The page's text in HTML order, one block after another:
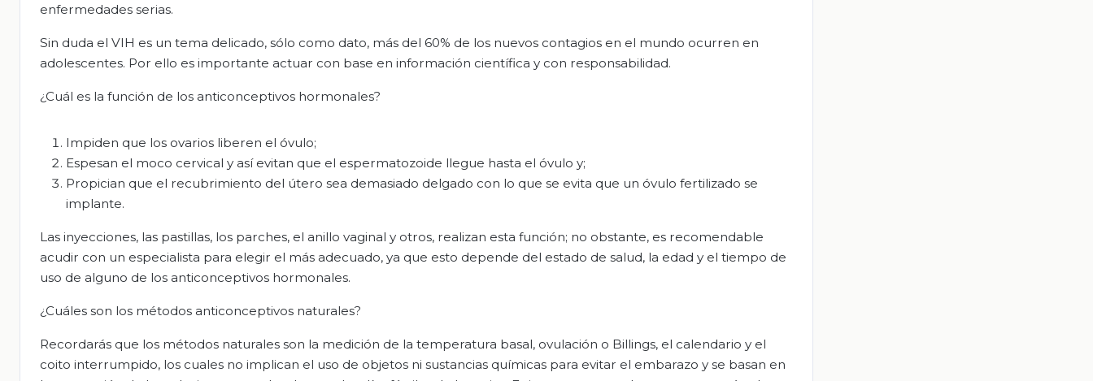
enfermedades serias.
Sin duda el VIH es un tema delicado, sólo como dato, más del 60% de los nuevos contagios en el mundo ocurren en
adolescentes. Por ello es importante actuar con base en información científica y con responsabilidad.
¿Cuál es la función de los anticonceptivos hormonales?
Impiden que los ovarios liberen el óvulo;
Espesan el moco cervical y así evitan que el espermatozoide llegue hasta el óvulo y;
Propician que el recubrimiento del útero sea demasiado delgado con lo que se evita que un óvulo fertilizado se
implante.
Las inyecciones, las pastillas, los parches, el anillo vaginal y otros, realizan esta función; no obstante, es recomendable
acudir con un especialista para elegir el más adecuado, ya que esto depende del estado de salud, la edad y el tiempo de
uso de alguno de los anticonceptivos hormonales.
¿Cuáles son los métodos anticonceptivos naturales?
Recordarás que los métodos naturales son la medición de la temperatura basal, ovulación o Billings, el calendario y el
coito interrumpido, los cuales no implican el uso de objetos ni sustancias químicas para evitar el embarazo y se basan en